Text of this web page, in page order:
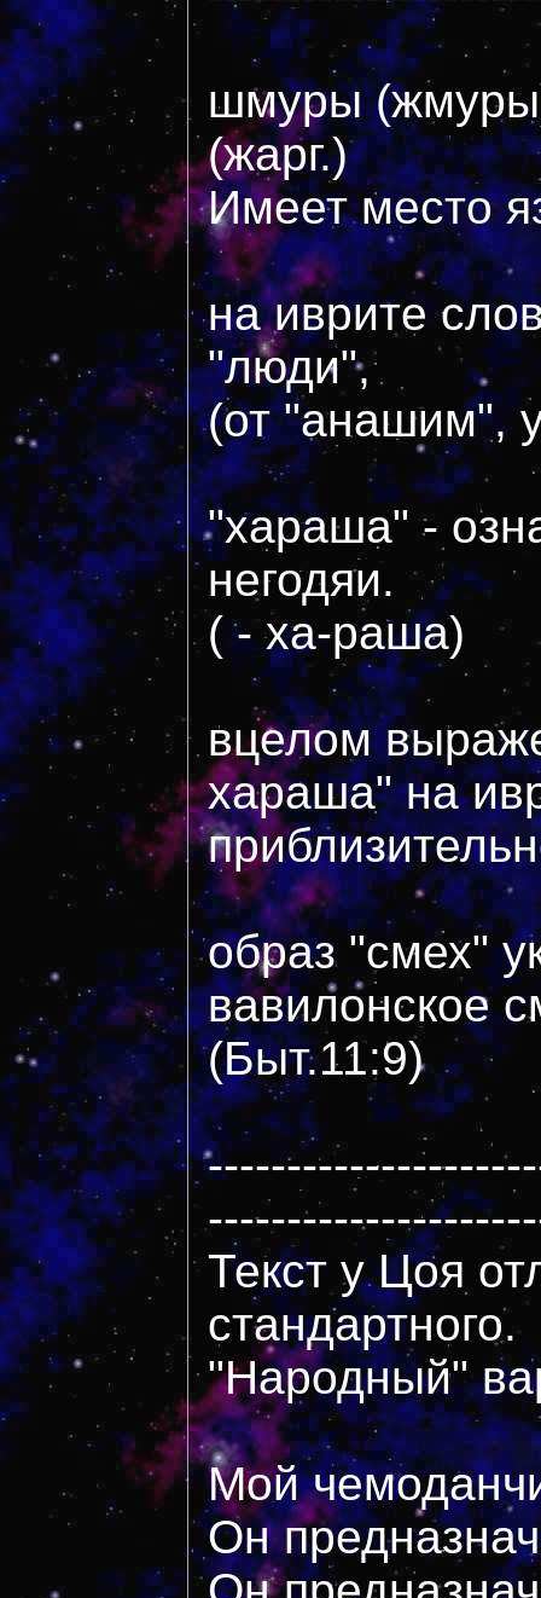
шмуры
(жарг.)
Имеет место
на иврите
"люди",
(от "анашим",
"хараша" -
негодяи.
( - ха-раша)
вцелом
хараша" на
образ "смех"
вавилонское
(Быт.11:9)
Текст у Цоя
стандартного.
"Народный"
Мой
Он